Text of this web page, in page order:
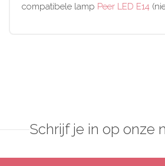
compatibele lamp Peer LED E14
Schrijf je in op onze